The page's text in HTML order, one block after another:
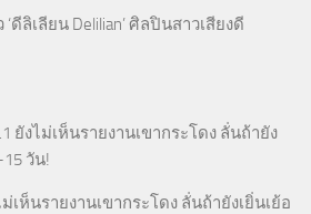
‘ดีลิเลียน Delilian’ ศิลปินสาวเสียงดี
ยังไม่เห็นรายงานเขากระโดง ลั่นถ้ายัง
วัน!
เห็นรายงานเขากระโดง ลั่นถ้ายังเยิ่นเย้อ